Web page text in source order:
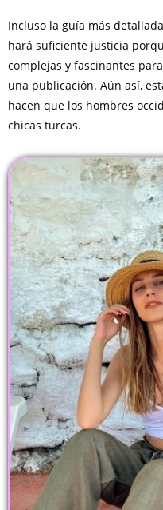
Incluso la guía más
hará suficiente justicia
complejas y fascinantes
una publicación. Aún así,
hacen que los hombres
chicas turcas.